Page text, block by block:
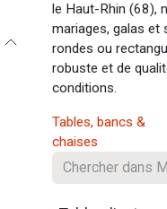
le Haut-Rhin (68),
mariages, galas et
rondes ou
robuste et de
conditions.
Tables, bancs &
chaises